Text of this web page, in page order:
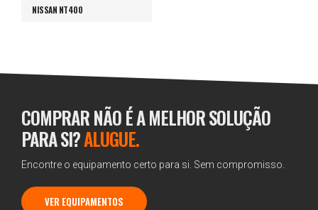
NISSAN NT400
COMPRAR NÃO É A MELHOR SOLUÇÃO
PARA SI?ALUGUE.
Encontre o equipamento certo para si. Sem compromisso.
VER EQUIPAMENTOS